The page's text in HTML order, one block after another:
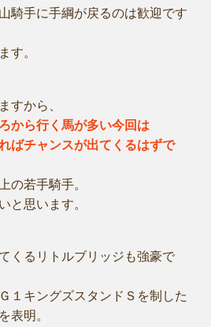
騎手に手綱が戻るのは歓迎です
す。
すから、
から行く馬が多い今回は
ばチャンスが出てくるはずで
の若手騎手。
と思います。
くるリトルブリッジも強豪で
１キングズスタンドＳを制した
表明。